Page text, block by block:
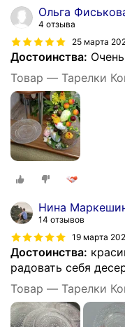
Ольга
4 отзыва
25 марта
Достоинства:
Товар — Тарелки
Нина
14 отзывов
19 марта
Достоинства:
радовать себя
Товар — Тарелки